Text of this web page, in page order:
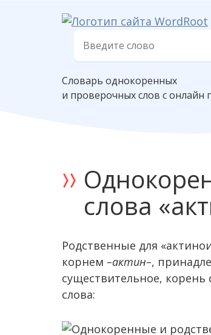
Словарь однокоренных
и проверочных слов с онлайн
слова
Родственные для
корнем –актин–,
существительное, корень
слова: